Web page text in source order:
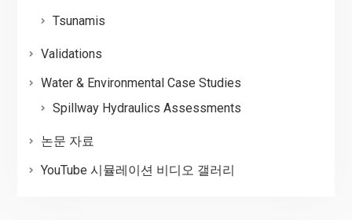
Tsunamis
Validations
Water & Environmental Case Studies
Spillway Hydraulics Assessments
논문 자료
YouTube 시뮬레이션 비디오 갤러리